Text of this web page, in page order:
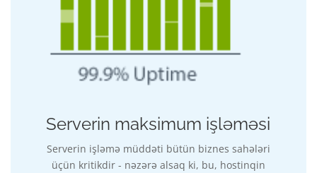
Serverin maksimum işləməsi
Serverin işləmə müddəti bütün biznes sahələri
üçün kritikdir - nəzərə alsaq ki, bu, hostinqin